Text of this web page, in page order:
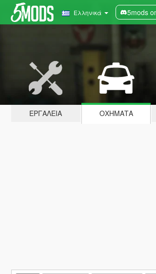
Ελληνικά 5mods
ΕΡΓΑΛΕΊΑ ΟΧΉΜΑΤΑ